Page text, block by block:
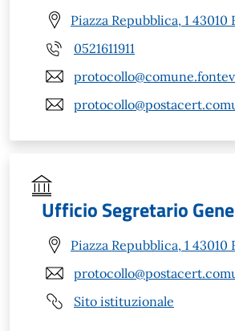
Piazza Repubblica, 1 43010
0521611911
Ufficio Segretario
Piazza Repubblica, 1 43010
Sito istituzionale